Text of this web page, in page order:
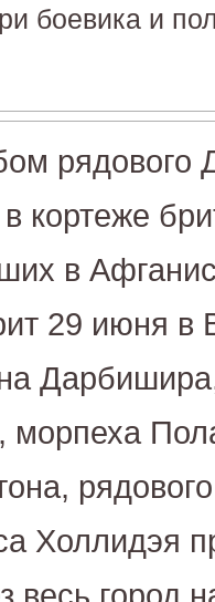
боевика и
рядового
кортеже
в
29 июня в
морпеха
Холлидэя